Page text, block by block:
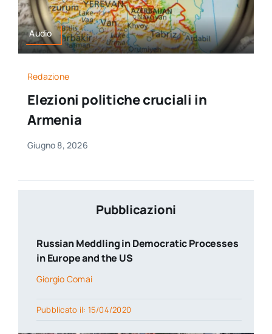
Audio
Redazione
Elezioni politiche cruciali in
Armenia
Giugno 8, 2026
Pubblicazioni
Russian Meddling in Democratic Processes
in Europe and the US
Giorgio Comai
Pubblicato il: 15/04/2020